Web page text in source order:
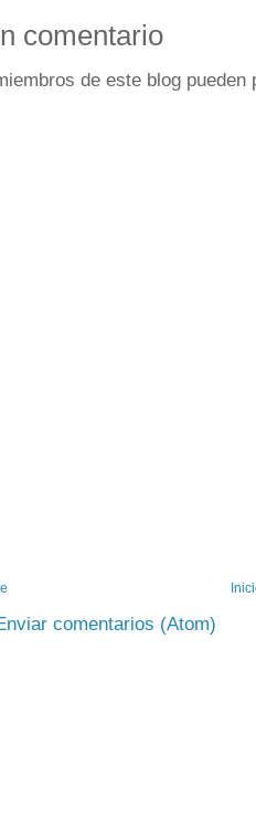
comentario
de este blog pueden
comentarios (Atom)